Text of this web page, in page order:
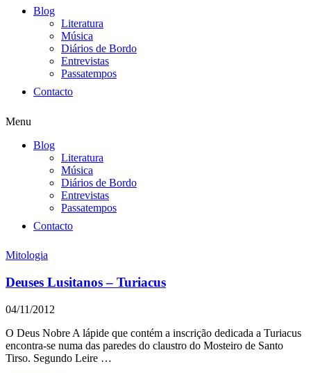
Blog
Literatura
Música
Diários de Bordo
Entrevistas
Passatempos
Contacto
Menu
Blog
Literatura
Música
Diários de Bordo
Entrevistas
Passatempos
Contacto
Mitologia
Deuses Lusitanos – Turiacus
04/11/2012
O Deus Nobre A lápide que contém a inscrição dedicada a Turiacus
encontra-se numa das paredes do claustro do Mosteiro de Santo
Tirso. Segundo Leire …